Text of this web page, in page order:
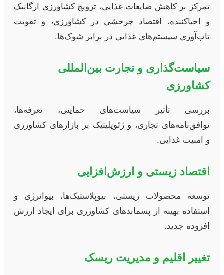
تمرکز بر کاهش ضایعات غذایی، ترویج کشاورزی ارگانیک
و احیاکننده، اقتصاد چرخشی در کشاورزی، و تقویت
تاب‌آوری سیستم‌های غذایی در برابر شوک‌ها.
سیاست‌گذاری و تجارت بین‌المللی
کشاورزی
بررسی تأثیر سیاست‌های حمایتی، تعرفه‌ها،
توافق‌نامه‌های تجاری، و ژئوپلیتیک بر بازارهای کشاورزی
و امنیت غذایی.
اقتصاد زیستی و ارزش‌افزایی
توسعه محصولات زیستی، بیوپلاستیک‌ها، بیوانرژی و
استفاده بهینه از پسماندهای کشاورزی برای ایجاد ارزش
افزوده جدید.
تغییر اقلیم و مدیریت ریسک